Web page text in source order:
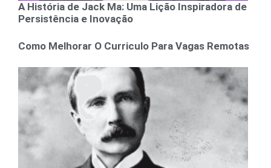
A História de Jack Ma: Uma Lição Inspiradora de
Persistência e Inovação
Como Melhorar O Curriculo Para Vagas Remotas